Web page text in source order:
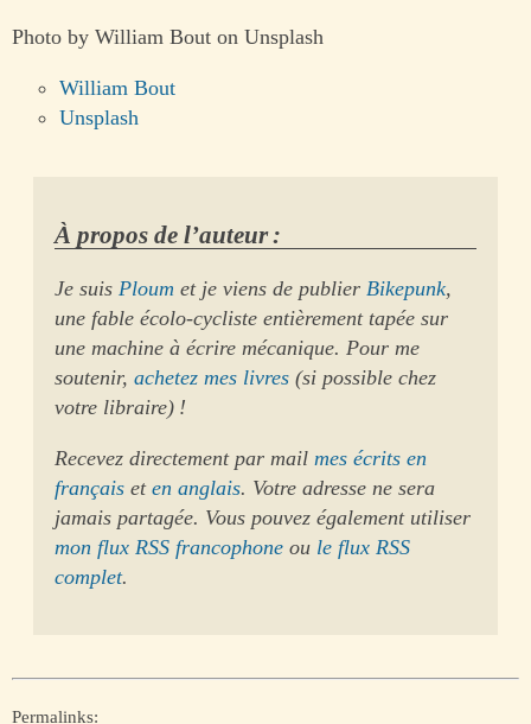
Photo by William Bout on Unsplash
William Bout
Unsplash
À propos de l’auteur :
Je suis Ploum et je viens de publier Bikepunk,
une fable écolo-cycliste entièrement tapée sur
une machine à écrire mécanique. Pour me
soutenir,achetez mes livres (si possible chez
votre libraire) !
Recevez directement par mailmes écrits en
français eten anglais. Votre adresse ne sera
jamais partagée. Vous pouvez également utiliser
mon flux RSS francophone ou le flux RSS
complet.
Permalinks: